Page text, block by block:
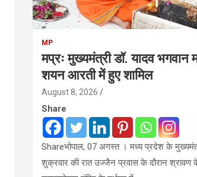
MP
मप्रः मुख्यमंत्री डॉ. यादव भगवान
शयन आरती में हुए शामिल
August 8, 2026
Share
Shareभोपाल, 07 अगस्त । मध्य प्रदेश के
शुक्रवार की रात उज्जैन प्रवास के दौरान श्रावण